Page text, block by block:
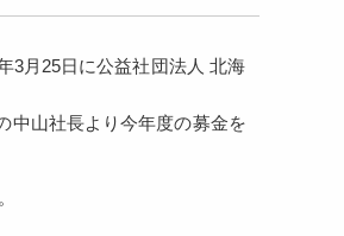
3月25日に公益社団法人 北海
中山社長より今年度の募金を